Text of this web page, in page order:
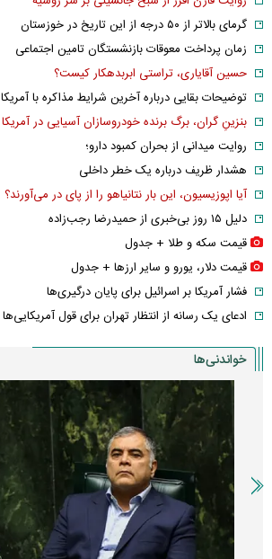
گرمای بالاتر از ۵۰ درجه از این تاریخ در خوزستان
زمان پرداخت معوقات بازنشستگان تامین اجتماعی
حسین آقایاری، تراستی ابربدهکار کیست؟
توضیحات بقایی درباره آخرین شرایط مذاکره با آمریکا
بنزینِ گران، برگ برنده خودروسازان آسیایی در آمریکا
روایت میدانی از بحران کمبود دارو؛
هشدار ظریف درباره یک خطر داخلی
آیا اپوزیسیون، این بار نتانیاهو را از پای در می‌آورند؟
دلیل ۱۵ روز بی‌خبری از حمیدرضا رجب‌زاده
قیمت سکه و طلا + جدول
قیمت دلار، یورو و سایر ارز‌ها + جدول
فشار آمریکا بر اسرائیل برای پایان درگیری‌ها
ادعای یک رسانه از انتظار تهران برای قول آمریکایی‌ها
خواندنی‌ها